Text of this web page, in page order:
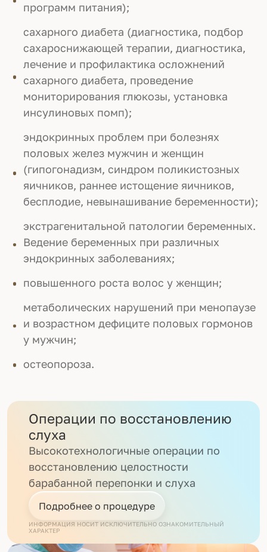
программ питания);
сахарного диабета (диагностика, подбор
сахароснижающей терапии, диагностика,
лечение и профилактика осложнений
сахарного диабета, проведение
мониторирования глюкозы, установка
инсулиновых помп);
эндокринных проблем при болезнях
половых желез мужчин и женщин
(гипогонадизм, синдром поликистозных
яичников, раннее истощение яичников,
бесплодие, невынашивание беременности);
экстрагенитальной патологии беременных.
Ведение беременных при различных
эндокринных заболеваниях;
повышенного роста волос у женщин;
метаболических нарушений при менопаузе
и возрастном дефиците половых гормонов
у мужчин;
остеопороза.
Операции по восстановлению
слуха
Высокотехнологичные операции по
восстановлению целостности
барабанной перепонки и слуха
Подробнее о процедуре
ИНФОРМАЦИЯ НОСИТ ИСКЛЮЧИТЕЛЬНО ОЗНАКОМИТЕЛЬНЫЙ
ХАРАКТЕР